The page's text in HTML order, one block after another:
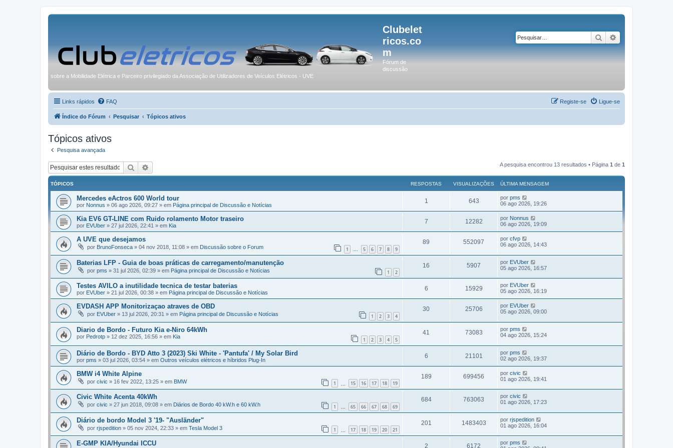
Clubelet
ricos.co
m
Fórum de
discussão
sobre a Mobilidade Elétrica e Parceiro privilegiado da Associação de Utilizadores de Veículos Elétricos - UVE
Pesquisar
Links rápidos FAQ Ligue-se
Registe-se
Índice do Fórum Pesquisar Tópicos ativos
Tópicos ativos
Pesquisa avançada
Pesquisar A pesquisa encontrou 13 resultados • Página 1 de 1
TÓPICOS RESPOSTAS VISUALIZAÇÕES ÚLTIMA MENSAGEM
Mercedes eActros 600 World tour
por Nonnus » 06 ago 2026, 09:27 » em Página principal de Discussão e Notícias
1 643 por pms
06 ago 2026, 19:26
Kia EV6 GT-LINE com Ruido rolamento Motor traseiro
por EVUber » 27 jul 2026, 22:41 » em Kia
7 12282 por Nonnus
06 ago 2026, 19:09
A UVE que desejamos
por BrunoFonseca » 04 nov 2018, 11:08 » em Discussão sobre o Forum 1 ... 5 6 7 8 9
89 552097 por cfvp
06 ago 2026, 14:43
Baterias LFP - Guia de boas práticas de carregamento/manutenção
por pms » 31 jul 2026, 02:39 » em Página principal de Discussão e Notícias 1 2
16 5907 por EVUber
05 ago 2026, 16:57
Testes AVILO a inutilidade tecnica de testar baterias
por EVUber » 21 jul 2026, 00:38 » em Página principal de Discussão e Notícias
6 15929 por EVUber
05 ago 2026, 16:19
EVDASH APP Monitorizaçao atraves de OBD
por EVUber » 13 jul 2026, 20:31 » em Página principal de Discussão e Notícias 1 2 3 4
30 25706 por EVUber
05 ago 2026, 09:00
Diario de Bordo - Futuro Kia e-Niro 64kWh
por Pedrotp » 12 dez 2025, 16:56 » em Kia 1 2 3 4 5
41 73083 por pms
04 ago 2026, 15:24
Diário de Bordo - BYD Atto 3 (2023) Ski White - 'Pantufa' / My Solar Bird
por pms » 03 jul 2026, 03:54 » em Outros veículos elétricos e híbridos Plug-In
6 21101 por pms
02 ago 2026, 19:37
BMW i4 White Alpine
por civic » 16 fev 2022, 13:25 » em BMW 1 15 16 17 18 19
189 699456 por civic
01 ago 2026, 19:41
Civic White Acenta 40kWh
por civic » 27 jun 2018, 09:08 » em Diários de Bordo 40 kW.h e 60 kW.h 1 ... 65 66 67 68 69
684 763063 por civic
01 ago 2026, 17:23
Diário de bordo Model 3 '19- "Ausländer"
por rjspedition » 05 nov 2024, 22:33 » em Tesla Model 3 1 17 18 19 20 21
201 1483403 por rjspedition
01 ago 2026, 16:04
E-GMP KIA/Hyundai ICCU 2 6172 por pms